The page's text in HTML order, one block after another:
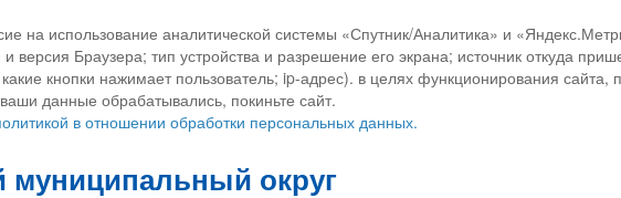
на использование аналитической системы «Спутник/Аналитика» и
Браузера; тип устройства и разрешение его экрана; источник откуда
кнопки нажимает пользователь; ip-адрес). в целях функционирования сайта,
данные обрабатывались, покиньте сайт.
в отношении обработки персональных данных.